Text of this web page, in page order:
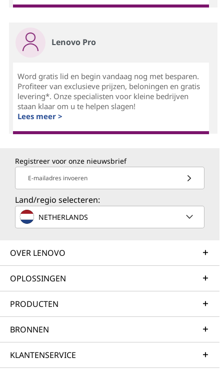
Lenovo Pro
Word gratis lid en begin vandaag nog met besparen.
Profiteer van exclusieve prijzen, beloningen en gratis
levering*. Onze specialisten voor kleine bedrijven
staan klaar om u te helpen slagen!
Lees meer >
Registreer voor onze nieuwsbrief
E-mailadres invoeren
Land/regio selecteren:
NETHERLANDS
OVER LENOVO
OPLOSSINGEN
PRODUCTEN
BRONNEN
KLANTENSERVICE